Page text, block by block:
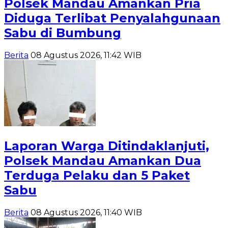
Polsek Mandau Amankan Pria
Diduga Terlibat Penyalahgunaan
Sabu di Bumbung
Berita 08 Agustus 2026, 11:42 WIB
Laporan Warga Ditindaklanjuti,
Polsek Mandau Amankan Dua
Terduga Pelaku dan 5 Paket
Sabu
Berita 08 Agustus 2026, 11:40 WIB